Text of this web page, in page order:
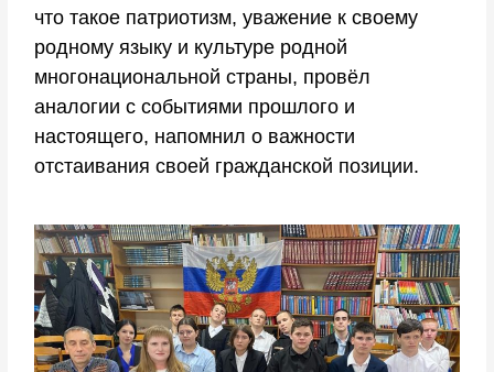
что такое патриотизм, уважение к своему
родному языку и культуре родной
многонациональной страны, провёл
аналогии с событиями прошлого и
настоящего, напомнил о важности
отстаивания своей гражданской позиции.